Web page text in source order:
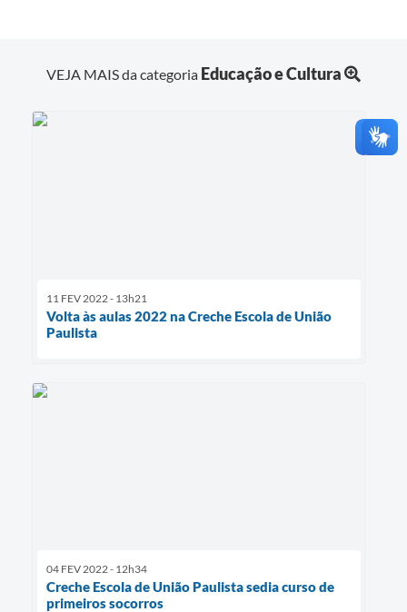
VEJA MAIS da categoria Educação e Cultura
11 FEV 2022 - 13h21
Volta às aulas 2022 na Creche Escola de União
Paulista
04 FEV 2022 - 12h34
Creche Escola de União Paulista sedia curso de
primeiros socorros